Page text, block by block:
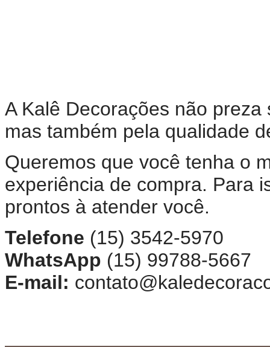
A Kalê Decorações não
mas também pela qualidade
Queremos que você tenha o
experiência de compra. Para
prontos à atender você.
Telefone (15) 3542-5970
WhatsApp (15) 99788-5667
E-mail: